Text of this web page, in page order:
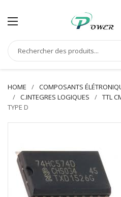
HOME COMPOSANTS
C.INTEGRES LOGIQUES
TTL
TYPE D